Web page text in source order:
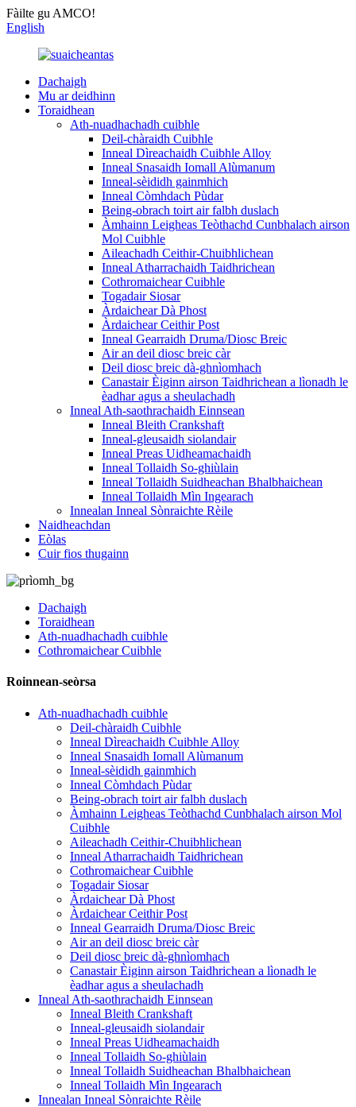
Fàilte gu AMCO!
English
Dachaigh
Mu ar deidhinn
Toraidhean
Ath-nuadhachadh cuibhle
Deil-chàraidh Cuibhle
Inneal Dìreachaidh Cuibhle Alloy
Inneal Snasaidh Iomall Alùmanum
Inneal-sèididh gainmhich
Inneal Còmhdach Pùdar
Being-obrach toirt air falbh duslach
Àmhainn Leigheas Teòthachd Cunbhalach airson
Mol Cuibhle
Aileachadh Ceithir-Chuibhlichean
Inneal Atharrachaidh Taidhrichean
Cothromaichear Cuibhle
Togadair Siosar
Àrdaichear Dà Phost
Àrdaichear Ceithir Post
Inneal Gearraidh Druma/Diosc Breic
Air an deil diosc breic càr
Deil diosc breic dà-ghnìomhach
Canastair Èiginn airson Taidhrichean a lìonadh le
èadhar agus a sheulachadh
Inneal Ath-saothrachaidh Einnsean
Inneal Bleith Crankshaft
Inneal-gleusaidh siolandair
Inneal Preas Uidheamachaidh
Inneal Tollaidh So-ghiùlain
Inneal Tollaidh Suidheachan Bhalbhaichean
Inneal Tollaidh Mìn Ingearach
Innealan Inneal Sònraichte Rèile
Naidheachdan
Eòlas
Cuir fios thugainn
Dachaigh
Toraidhean
Ath-nuadhachadh cuibhle
Cothromaichear Cuibhle
Roinnean-seòrsa
Ath-nuadhachadh cuibhle
Deil-chàraidh Cuibhle
Inneal Dìreachaidh Cuibhle Alloy
Inneal Snasaidh Iomall Alùmanum
Inneal-sèididh gainmhich
Inneal Còmhdach Pùdar
Being-obrach toirt air falbh duslach
Àmhainn Leigheas Teòthachd Cunbhalach airson Mol
Cuibhle
Aileachadh Ceithir-Chuibhlichean
Inneal Atharrachaidh Taidhrichean
Cothromaichear Cuibhle
Togadair Siosar
Àrdaichear Dà Phost
Àrdaichear Ceithir Post
Inneal Gearraidh Druma/Diosc Breic
Air an deil diosc breic càr
Deil diosc breic dà-ghnìomhach
Canastair Èiginn airson Taidhrichean a lìonadh le
èadhar agus a sheulachadh
Inneal Ath-saothrachaidh Einnsean
Inneal Bleith Crankshaft
Inneal-gleusaidh siolandair
Inneal Preas Uidheamachaidh
Inneal Tollaidh So-ghiùlain
Inneal Tollaidh Suidheachan Bhalbhaichean
Inneal Tollaidh Mìn Ingearach
Innealan Inneal Sònraichte Rèile